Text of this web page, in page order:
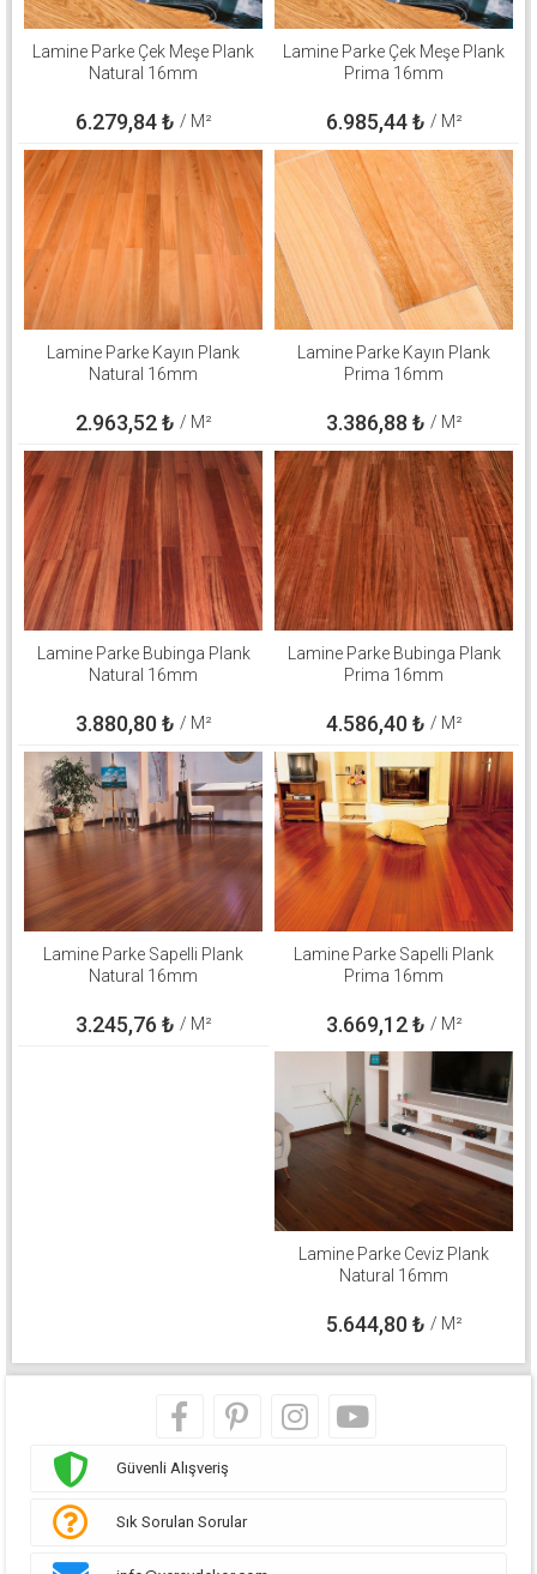
Lamine Parke Çek Meşe Plank
Natural 16mm
6.279,84₺ / M²
Lamine Parke Çek Meşe Plank
Prima 16mm
6.985,44₺ / M²
Lamine Parke Kayın Plank
Natural 16mm
2.963,52₺ / M²
Lamine Parke Kayın Plank
Prima 16mm
3.386,88 ₺ / M²
Lamine Parke Bubinga Plank
Natural 16mm
3.880,80₺ / M²
Lamine Parke Bubinga Plank
Prima 16mm
4.586,40₺ / M²
Lamine Parke Sapelli Plank
Natural 16mm
3.245,76 ₺ / M²
Lamine Parke Sapelli Plank
Prima 16mm
3.669,12₺ / M²
Lamine Parke Ceviz Plank
Natural 16mm
5.644,80₺ / M²
Güvenli Alışveriş
Sık Sorulan Sorular